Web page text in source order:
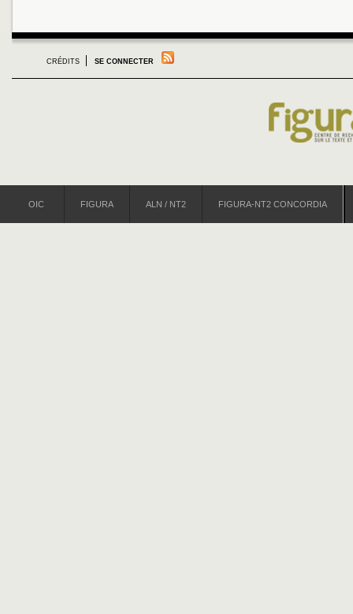
CRÉDITS SE CONNECTER
OIC FIGURA ALN / NT2 FIGURA-NT2 CONCORDIA